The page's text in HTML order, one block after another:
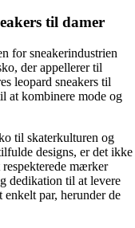
til damer
for sneakerindustrien
der appellerer til
leopard sneakers til
at kombinere mode og
til skaterkulturen og
designs, er det ikke
respekterede mærker
dedikation til at levere
par, herunder de